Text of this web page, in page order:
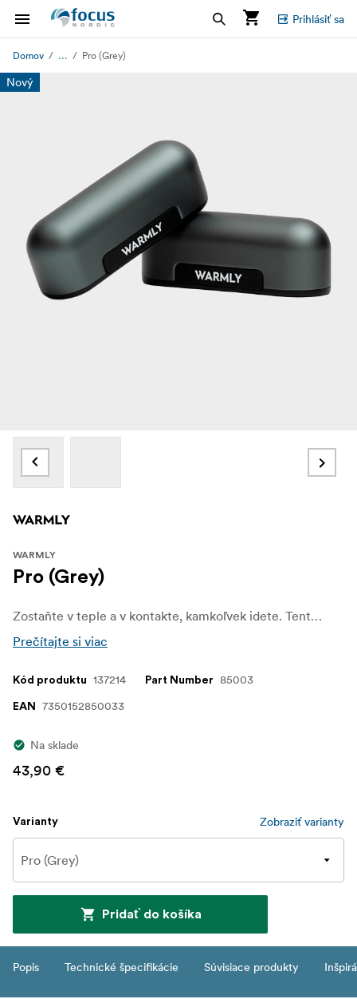
Prihlásiť sa
Domov ... Pro (Grey)
Nový
WARMLY
Pro (Grey)
Zostaňte v teple a v kontakte, kamkoľvek idete. Tento kompaktný 2-v-1 ohrievač rúk a powerbanka poskytuje nastaviteľné teplo až do 55 °C so štyrmi úrovňami teploty a vydrží až 16 hodín. Vstavaná powerbanka dokáže nabiť váš smartfón až dvakrát, čo z neho robí perfektného spoločníka pre chladné dni a dobrodružstvá v prírode.
Prečítajte si viac
Kód produktu 137214 Part Number 85003
EAN 7350152850033
Na sklade
43,90 €
Varianty Zobraziť varianty
Pridať do košíka
Popis Technické špecifikácie Súvisiace produkty